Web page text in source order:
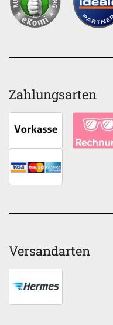
Zahlungsarten
Versandarten